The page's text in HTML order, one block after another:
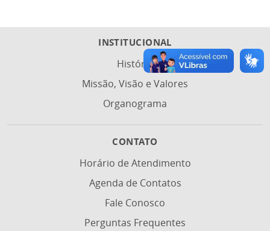
INSTITUCIONAL
História
Missão, Visão e Valores
Organograma
CONTATO
Horário de Atendimento
Agenda de Contatos
Fale Conosco
Perguntas Frequentes